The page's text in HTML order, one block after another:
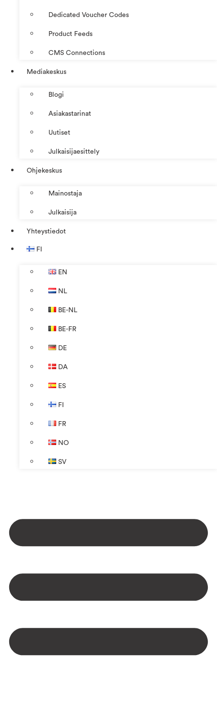
Dedicated Voucher Codes
Product Feeds
CMS Connections
Mediakeskus
Blogi
Asiakastarinat
Uutiset
Julkaisijaesittely
Ohjekeskus
Mainostaja
Julkaisija
Yhteystiedot
FI
EN
NL
BE-NL
BE-FR
DE
DA
ES
FI
FR
NO
SV